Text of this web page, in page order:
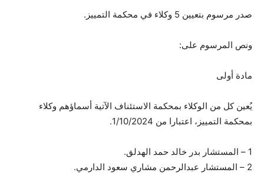
صدر مرسوم بتعيين 5 وكلاء في محكمة التمييز.
ونص المرسوم على:
مادة أولى
يُعين كل من الوكلاء بمحكمة الاستئناف الآتية أسماؤهم وكلاء
بمحكمة التمييز، اعتبارا من 1/10/2024.
1 – المستشار بدر خالد حمد الهدلق.
2 – المستشار عبدالرحمن مشاري سعود الدارمي.